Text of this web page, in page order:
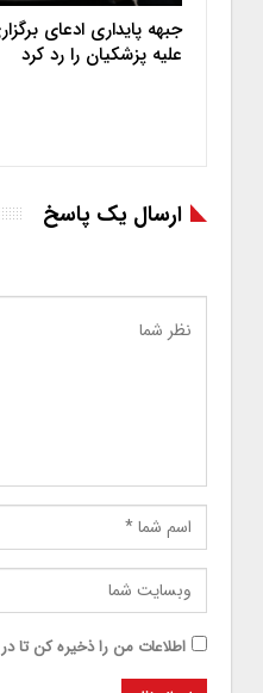
جبهه پایداری ادعای
علیه پزشکیان را رد کرد
ارسال یک پاسخ
اطلاعات من را ذخیره کن تا